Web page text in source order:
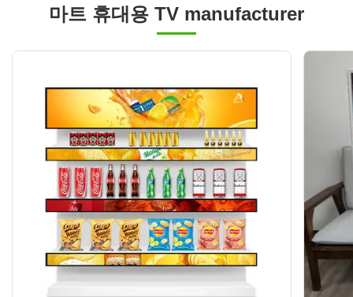
마트 휴대용 TV manufacturer